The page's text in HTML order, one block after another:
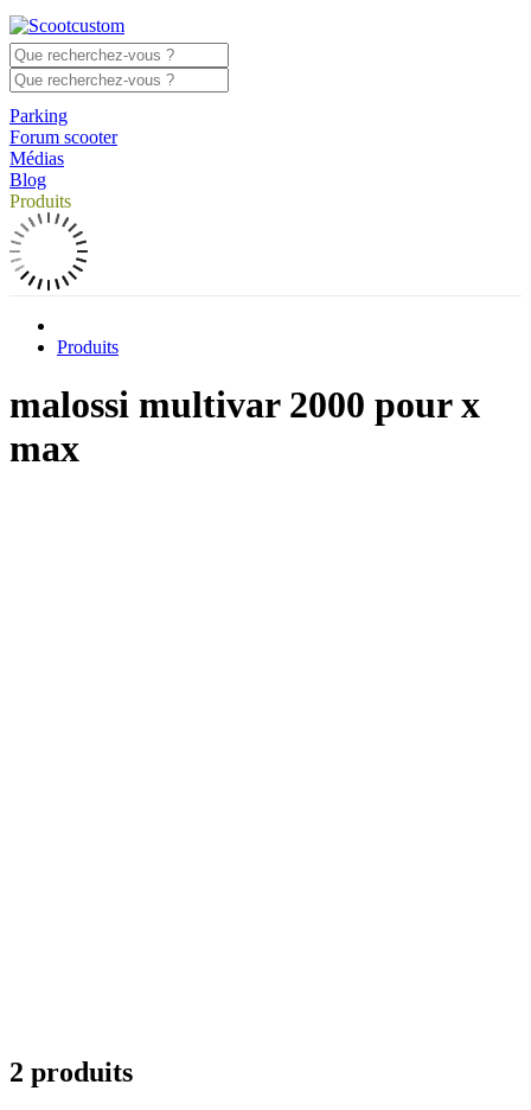
Parking
Forum scooter
Médias
Blog
Produits
Produits
malossi multivar 2000 pour x
max
2 produits